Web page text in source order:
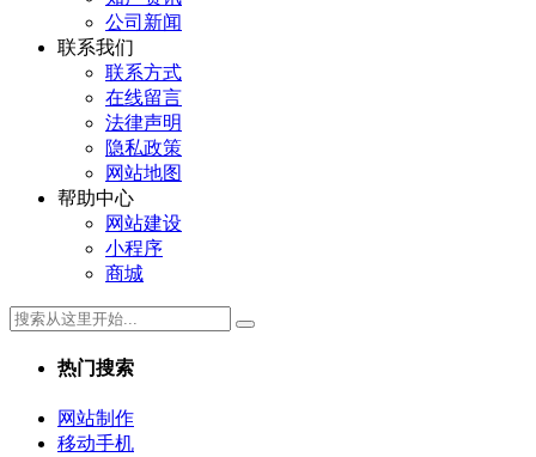
公司新闻
联系我们
联系方式
在线留言
法律声明
隐私政策
网站地图
帮助中心
网站建设
小程序
商城
热门搜索
网站制作
移动手机